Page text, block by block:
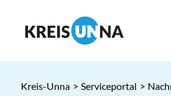
Kreis-Unna > Serviceportal >